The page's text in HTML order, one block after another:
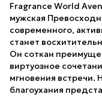
Fragrance World
мужская
современного,
станет
Он соткан
виртуозное
мгновения встречи.
благоухания